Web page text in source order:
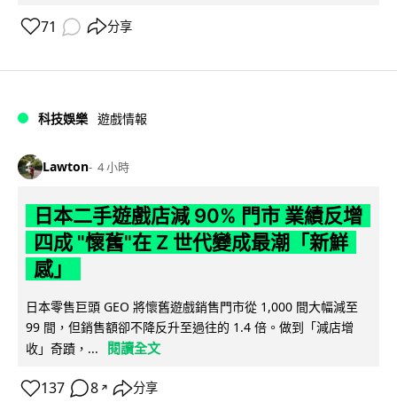
71 分享
科技娛樂 遊戲情報
Lawton 4 小時
日本二手遊戲店減 90% 門市 業績反增
四成 "懷舊"在 Z 世代變成最潮「新鮮
感」
日本零售巨頭 GEO 將懷舊遊戲銷售門市從 1,000 間大幅減至
99 間，但銷售額卻不降反升至過往的 1.4 倍。做到「減店增
收」奇蹟，...
閱讀全文
137 8 ↗ 分享